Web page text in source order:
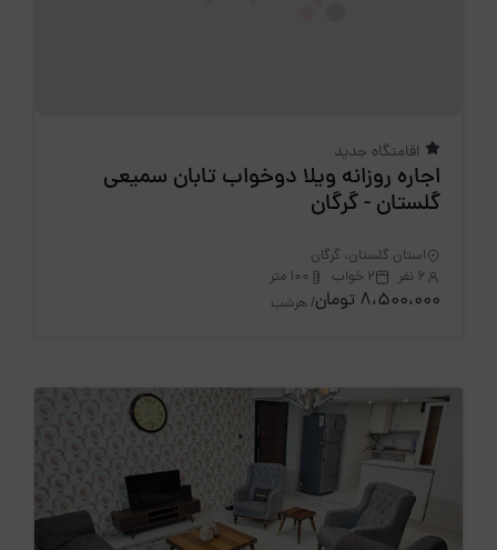
اقامتگاه جدید
اجاره روزانه ویلا دوخواب تابان سمیعی
گلستان - گرگان
استان گلستان، گرگان
6 نفر
2 خواب 100 متر
8،500،000 تومان / هرشب